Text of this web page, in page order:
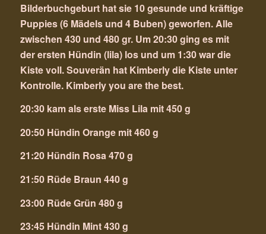
Bilderbuchgeburt hat sie 10 gesunde und kräftige
Puppies (6 Mädels und 4 Buben) geworfen. Alle
zwischen 430 und 480 gr. Um 20:30 ging es mit
der ersten Hündin (lila) los und um 1:30 war die
Kiste voll. Souverän hat Kimberly die Kiste unter
Kontrolle. Kimberly you are the best.
20:30 kam als erste Miss Lila mit 450 g
20:50 Hündin Orange mit 460 g
21:20 Hündin Rosa 470 g
21:50 Rüde Braun 440 g
23:00 Rüde Grün 480 g
23:45 Hündin Mint 430 g